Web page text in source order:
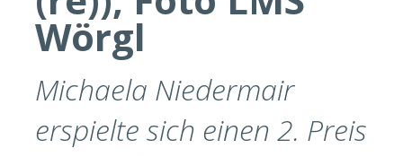
Wörgl
Michaela Niedermair
erspielte sich einen 2. Preis